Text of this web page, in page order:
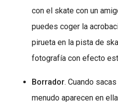
con el skate con un
puedes coger la
pirueta en la pista de
fotografía con efecto
Borrador. Cuando
menudo aparecen en